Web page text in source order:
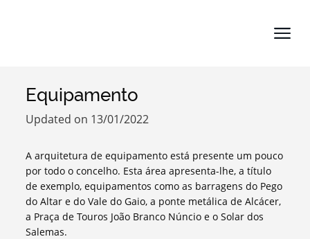
Search term
Categories
Equipamento
Updated on 13/01/2022
A arquitetura de equipamento está presente um pouco
por todo o concelho. Esta área apresenta-lhe, a título
de exemplo, equipamentos como as barragens do Pego
do Altar e do Vale do Gaio, a ponte metálica de Alcácer,
a Praça de Touros João Branco Núncio e o Solar dos
Salemas.